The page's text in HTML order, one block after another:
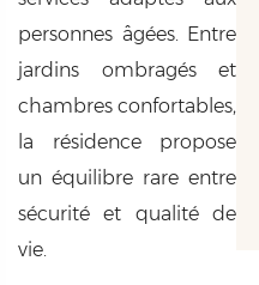
personnes âgées. Entre
jardins ombragés et
chambres confortables,
la résidence propose
un équilibre rare entre
sécurité et qualité de
vie.